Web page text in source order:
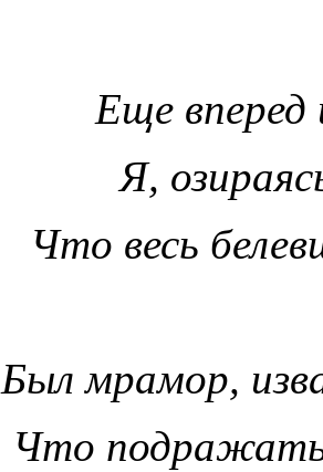
Еще вперед
Я,
Что весь
Был мрамор,
Что